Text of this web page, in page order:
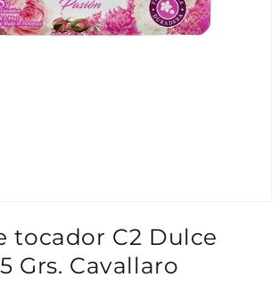
tocador C2 Dulce
Grs. Cavallaro